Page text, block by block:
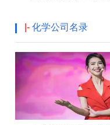
|- 化学公司名录